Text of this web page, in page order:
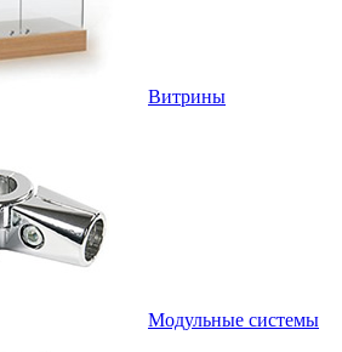
Витрины
Модульные системы